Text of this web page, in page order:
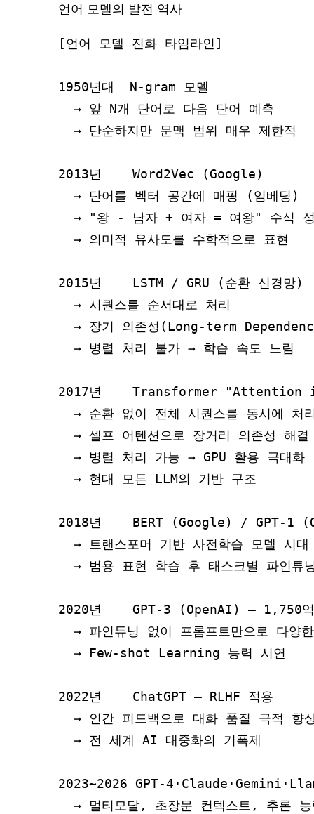
언어 모델의 발전 역사
[언어 모델 진화 타임라인]
1950년대  N-gram 모델
  → 앞 N개 단어로 다음 단어 예측
  → 단순하지만 문맥 범위 매우 제한적
2013년    Word2Vec (Google)
  → 단어를 벡터 공간에 매핑 (임베딩)
→ "왕 - 남자 + 여자 = 여왕" 수식
  → 의미적 유사도를 수학적으로 표현
2015년    LSTM / GRU (순환 신경망)
  → 시퀀스를 순서대로 처리
→ 장기 의존성(Long-term
  → 병렬 처리 불가 → 학습 속도 느림
2017년    Transformer "Attention
→ 순환 없이 전체 시퀀스를 동시에 처
  → 셀프 어텐션으로 장거리 의존성 해결
  → 병렬 처리 가능 → GPU 활용 극대화
  → 현대 모든 LLM의 기반 구조
2018년    BERT (Google) / GPT-1
→ 트랜스포머 기반 사전학습 모델 시대
→ 범용 표현 학습 후 태스크별 파인튜
2020년    GPT-3 (OpenAI) – 1,750억
→ 파인튜닝 없이 프롬프트만으로 다양
  → Few-shot Learning 능력 시연
2022년    ChatGPT – RLHF 적용
→ 인간 피드백으로 대화 품질 극적 향
  → 전 세계 AI 대중화의 기폭제
2023~2026 GPT-